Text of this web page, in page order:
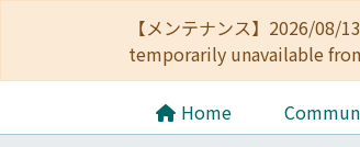
【メンテナンス】2026/
temporarily unavailable
Home